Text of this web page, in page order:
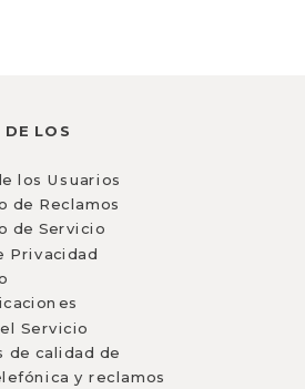
DE LOS
los Usuarios
de Reclamos
de Servicio
Privacidad
Servicio
de calidad de
y reclamos